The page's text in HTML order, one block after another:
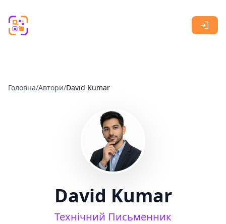
Головна/Автори/David Kumar
David Kumar
Технічний Письменник